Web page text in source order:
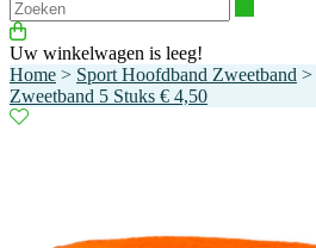
Uw winkelwagen is leeg!
Home > Sport Hoofdband Zweetband >
Zweetband 5 Stuks € 4,50